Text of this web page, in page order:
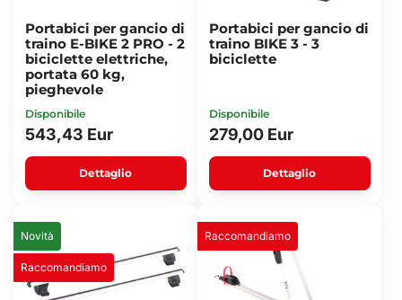
Portabici per gancio di
traino E-BIKE 2 PRO - 2
biciclette elettriche,
portata 60 kg,
pieghevole
Disponibile
543,43 Eur
Dettaglio
Portabici per gancio di
traino BIKE 3 - 3
biciclette
Disponibile
279,00 Eur
Dettaglio
Novità
Raccomandiamo
Raccomandiamo